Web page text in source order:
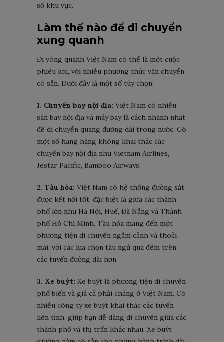
số khu vực.
Làm thế nào để di chuyển
xung quanh
Đi vòng quanh Việt Nam có thể là một cuộc
phiêu lưu, với nhiều phương thức vận chuyển
có sẵn. Dưới đây là một số tùy chọn:
1. Chuyến bay nội địa: Việt Nam có nhiều
sân bay nội địa và máy bay là cách nhanh nhất
để di chuyển quãng đường dài trong nước. Có
một số hãng hàng không khai thác các
chuyến bay nội địa như Vietnam Airlines,
Jestar Pacific, Bamboo Airways.
2. Tàu hỏa: Việt Nam có hệ thống đường sắt
được kết nối tốt, đặc biệt là giữa các thành
phố lớn như Hà Nội, Huế, Đà Nẵng và Thành
phố Hồ Chí Minh. Tàu hỏa mang đến một
phương tiện di chuyển ngắm cảnh và thoải
mái, với các lựa chọn tàu ngủ qua đêm trên
các tuyến đường dài hơn.
3. Xe buýt: Xe buýt là phương tiện di chuyển
phổ biến và giá cả phải chăng ở Việt Nam. Có
nhiều công ty xe buýt khai thác các tuyến
liên tỉnh, giúp bạn dễ dàng di chuyển giữa các
thành phố và thị trấn khác nhau. Xe buýt